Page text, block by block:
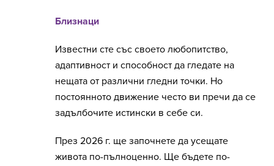
Близнаци
Известни сте със своето любопитство,
адаптивност и способност да гледате на
нещата от различни гледни точки. Но
постоянното движение често ви пречи да се
задълбочите истински в себе си.
През 2026 г. ще започнете да усещате
живота по-пълноценно. Ще бъдете по-